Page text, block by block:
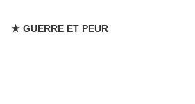
★ GUERRE ET PEUR